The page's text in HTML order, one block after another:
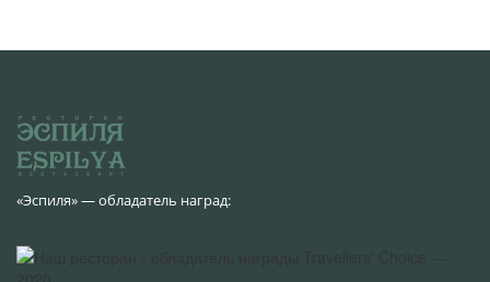
«Эспиля» — обладатель наград: